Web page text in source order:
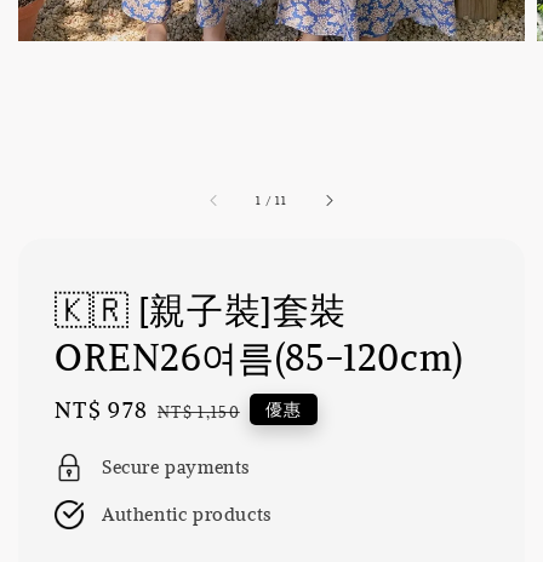
1 /11
🇰🇷 [親子裝]套裝
OREN26여름(85-120cm)
Sale
NT$ 978 Regular
NT$ 1,150 優惠
Secure payments
Authentic products